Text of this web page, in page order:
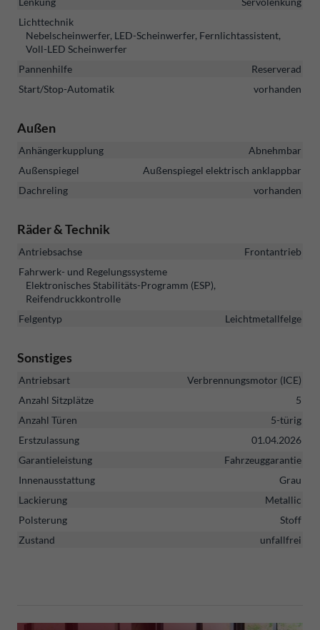
Lichttechnik
Nebelscheinwerfer, LED-Scheinwerfer, Fernlichtassistent,
Voll-LED Scheinwerfer
Pannenhilfe
Reserverad
Start/Stop-Automatik
vorhanden
Außen
Anhängerkupplung
Abnehmbar
Außenspiegel
Außenspiegel elektrisch anklappbar
Dachreling
vorhanden
Räder & Technik
Antriebsachse
Frontantrieb
Fahrwerk- und Regelungssysteme
Elektronisches Stabilitäts-Programm (ESP),
Reifendruckkontrolle
Felgentyp
Leichtmetallfelge
Sonstiges
Antriebsart
Verbrennungsmotor (ICE)
Anzahl Sitzplätze
5
Anzahl Türen
5-türig
Erstzulassung
01.04.2026
Garantieleistung
Fahrzeuggarantie
Innenausstattung
Grau
Lackierung
Metallic
Polsterung
Stoff
Zustand
unfallfrei